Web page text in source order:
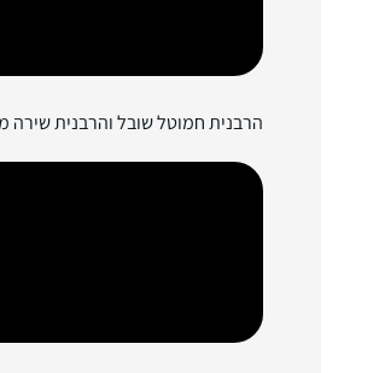
הרבנית חמוטל שובל והרבנית שירה